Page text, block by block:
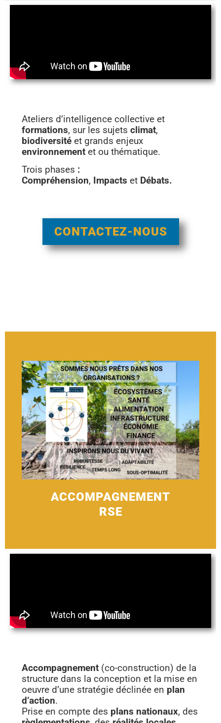
Ateliers d’intelligence collective et
formations, sur les sujetsclimat,
biodiversité et grands enjeux
environnement et ou thématique.
Trois phases :
Compréhension, Impactset Débats.
CONTACTEZ-NOUS
ACCOMPAGNEMENT
RSE
Accompagnement (co-construction) de la
structure dans la conception et la mise en
oeuvre d’une stratégie déclinée en plan
d’action.
Prise en compte des plans nationaux, des